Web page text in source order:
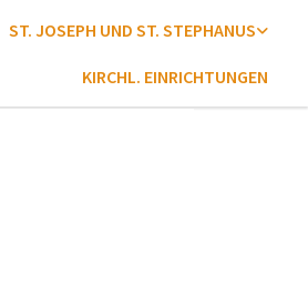
ST. JOSEPH UND ST. STEPHANUS
KIRCHL. EINRICHTUNGEN